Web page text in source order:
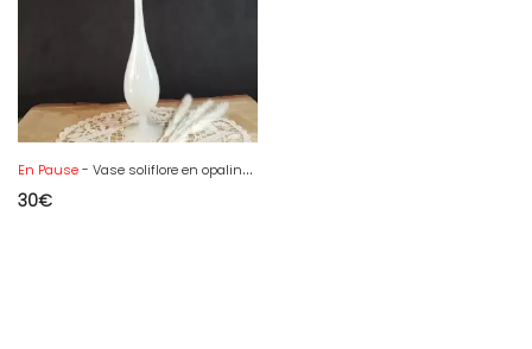
En Pause- Vase soliflore en opaline blanche
30€